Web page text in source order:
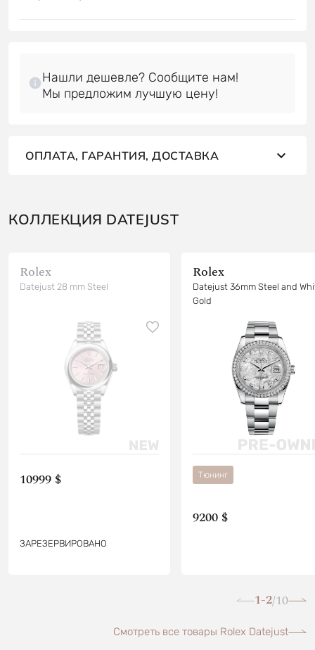
Нашли дешевле? Сообщите нам!
ОПЛАТА, ГАРАНТИЯ, ДОСТАВКА
КОЛЛЕКЦИЯ DATEJUST
Rolex
Datejust 28 mm Steel
10999 $
ЗАРЕЗЕРВИРОВАНО
Rolex
Datejust 36mm Steel and
Gold
Тюнинг
9200 $
1-2/10
Смотреть все товары Rolex Datejust